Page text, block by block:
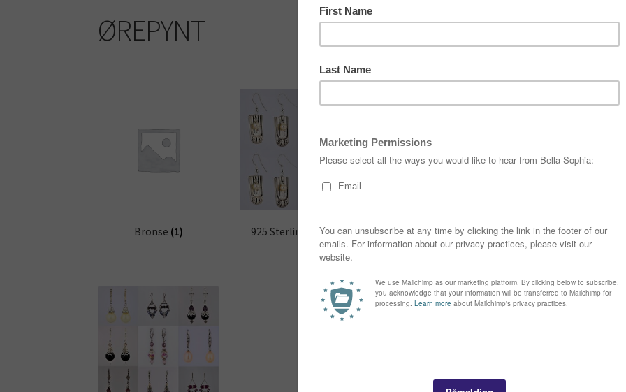
ØREPYNT
Bronse (1) 925 Sterling Silver (1) Gull(15) Sortert etter farge